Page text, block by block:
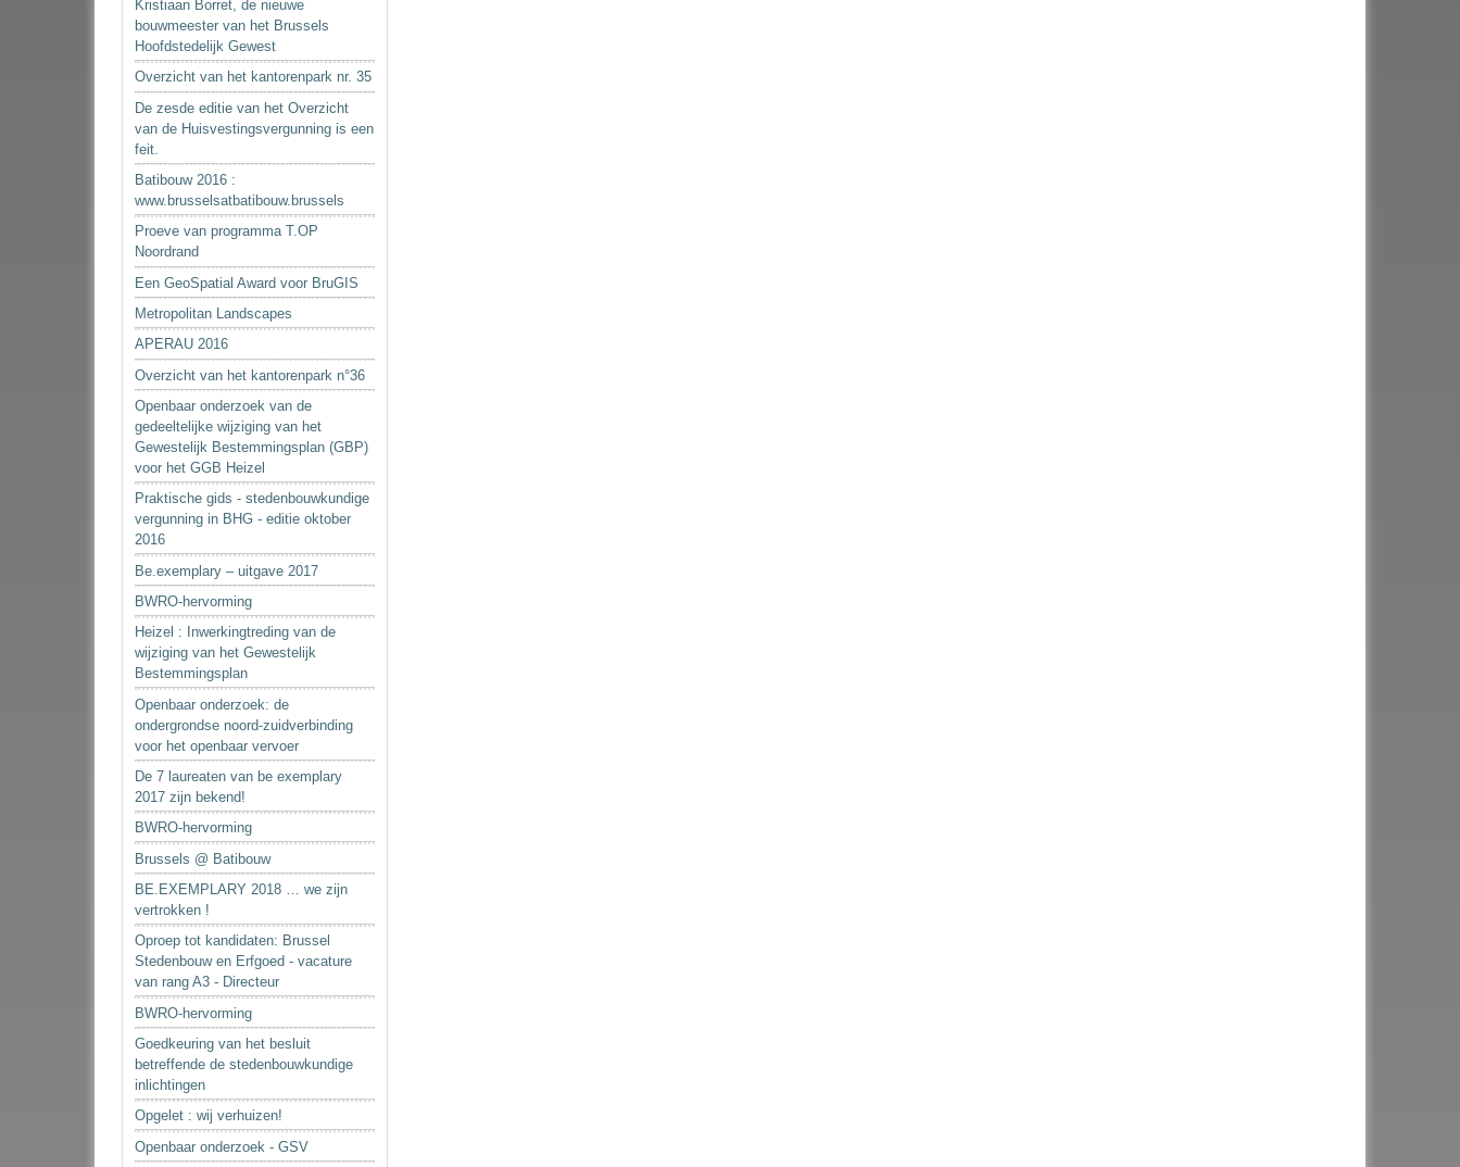
Kristiaan Borret, de nieuwe
bouwmeester van het Brussels
Hoofdstedelijk Gewest
Overzicht van het kantorenpark nr. 35
De zesde editie van het Overzicht
van de Huisvestingsvergunning is een
feit.
Batibouw 2016 :
www.brusselsatbatibouw.brussels
Proeve van programma T.OP
Noordrand
Een GeoSpatial Award voor BruGIS
Metropolitan Landscapes
APERAU 2016
Overzicht van het kantorenpark n°36
Openbaar onderzoek van de
gedeeltelijke wijziging van het
Gewestelijk Bestemmingsplan (GBP)
voor het GGB Heizel
Praktische gids - stedenbouwkundige
vergunning in BHG - editie oktober
2016
Be.exemplary – uitgave 2017
BWRO-hervorming
Heizel : Inwerkingtreding van de
wijziging van het Gewestelijk
Bestemmingsplan
Openbaar onderzoek: de
ondergrondse noord-zuidverbinding
voor het openbaar vervoer
De 7 laureaten van be exemplary
2017 zijn bekend!
BWRO-hervorming
Brussels @ Batibouw
BE.EXEMPLARY 2018 … we zijn
vertrokken !
Oproep tot kandidaten: Brussel
Stedenbouw en Erfgoed - vacature
van rang A3 - Directeur
BWRO-hervorming
Goedkeuring van het besluit
betreffende de stedenbouwkundige
inlichtingen
Opgelet : wij verhuizen!
Openbaar onderzoek - GSV